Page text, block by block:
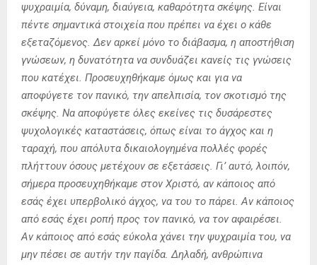
ψυχραιμία, δύναμη, διαύγεια, καθαρότητα σκέψης. Είναι
πέντε σημαντικά στοιχεία που πρέπει να έχει ο κάθε
εξεταζόμενος. Δεν αρκεί μόνο το διάβασμα, η αποστήθιση
γνώσεων, η δυνατότητα να συνδυάζει κανείς τις γνώσεις
που κατέχει. Προσευχηθήκαμε όμως και για να
αποφύγετε τον πανικό, την απελπισία, τον σκοτισμό της
σκέψης. Να αποφύγετε όλες εκείνες τις δυσάρεστες
ψυχολογικές καταστάσεις, όπως είναι το άγχος και η
ταραχή, που απόλυτα δικαιολογημένα πολλές φορές
πλήττουν όσους μετέχουν σε εξετάσεις. Γι’ αυτό, λοιπόν,
σήμερα προσευχηθήκαμε στον Χριστό, αν κάποιος από
εσάς έχει υπερβολικό άγχος, να του το πάρει. Αν κάποιος
από εσάς έχει ροπή προς τον πανικό, να τον αφαιρέσει.
Αν κάποιος από εσάς εύκολα χάνει την ψυχραιμία του, να
μην πέσει σε αυτήν την παγίδα. Δηλαδή, ανθρώπινα